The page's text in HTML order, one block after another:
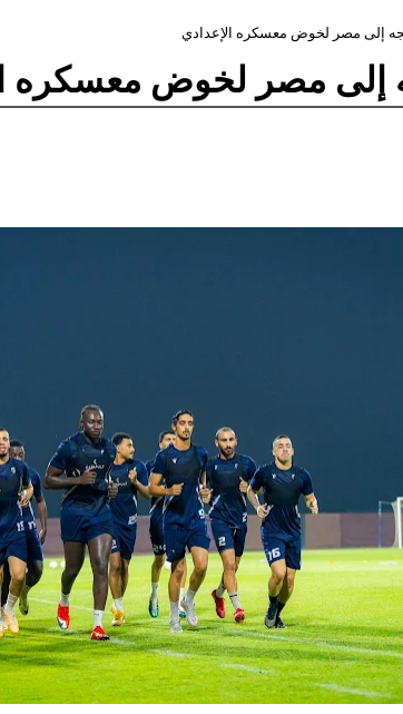
إلى مصر لخوض معسكره الإعدادي
إلى مصر لخوض معسكره